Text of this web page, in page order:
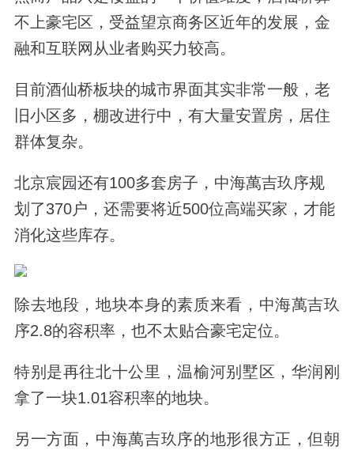
不上豪宅区，受益望京商务区近年的发展，金
融和互联网从业者购买力较高。
目前酒仙桥板块的城市界面其实非常一般，老
旧小区多，棚改进行中，有大量安置房，居住
群体复杂。
北京宸园还有100多套房子，中海萬吉玖序规
划了370户，还需要将近500位高端买家，才能
消化这些库存。
除去地段，地块本身的素质来看，中海萬吉玖
序2.8的容积率，也不太贴合豪宅定位。
特别是再往北十公里，温榆河别墅区，华润刚
拿了一块1.01容积率的地块。
另一方面，中海萬吉玖序的地形很方正，但朝